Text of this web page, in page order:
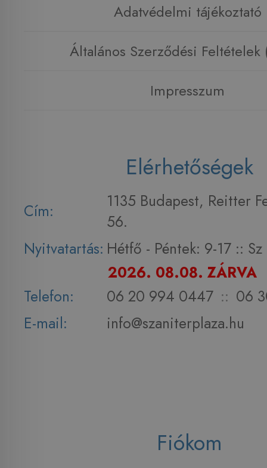
Adatvédelmi tájékoztató
Általános Szerződési Feltételek
Impresszum
Elérhetőségek
Cím:
1135 Budapest, Reitter
56.
Nyitvatartás: Hétfő - Péntek: 9-17 :: Sz
2026. 08.08. ZÁRVA
Telefon:
06 20 994 0447 :: 06
E-mail:
info@szaniterplaza.hu
Fiókom